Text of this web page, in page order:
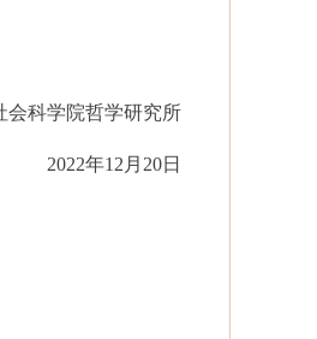
会科学院哲学研究所
2022年12 月 20日